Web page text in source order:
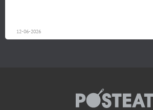
12-06-2026